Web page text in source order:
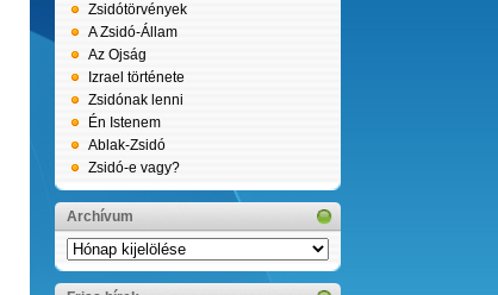
Zsidótörvények
A Zsidó-Állam
Az Ojság
Izrael története
Zsidónak lenni
Én Istenem
Ablak-Zsidó
Zsidó-e vagy?
Archívum
Archívum